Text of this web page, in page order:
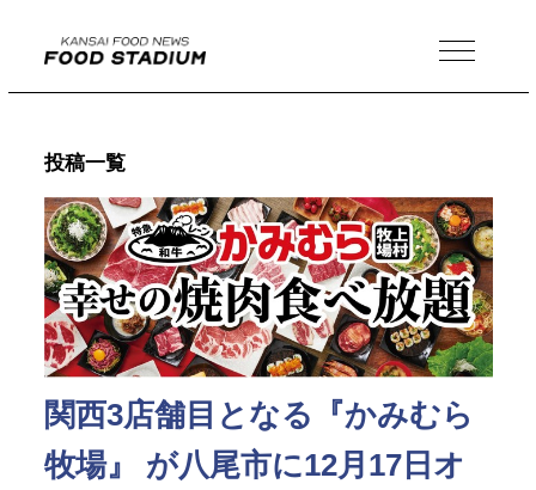
MENU
投稿一覧
関西3店舗目となる『かみむら
牧場』 が八尾市に12月17日オ